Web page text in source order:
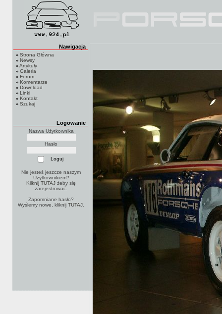
Nawigacja
Strona Główna
Newsy
Artykuły
Galeria
Forum
Komentarze
Download
Linki
Kontakt
Szukaj
Logowanie
Nazwa Użytkownika
Hasło
Nie jesteś jeszcze naszym
Użytkownikiem?
Kilknij TUTAJ żeby się
zarejestrować.
Zapomniane hasło?
Wyślemy nowe, kliknijTUTAJ